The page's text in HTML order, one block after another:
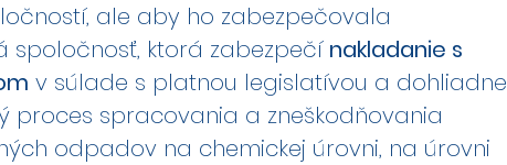
ale aby ho zabezpečovala
spoločnosť, ktorá zabezpečí nakladanie s
v súlade s platnou legislatívou a dohliadne
proces spracovania a zneškodňovania
odpadov na chemickej úrovni, na úrovni